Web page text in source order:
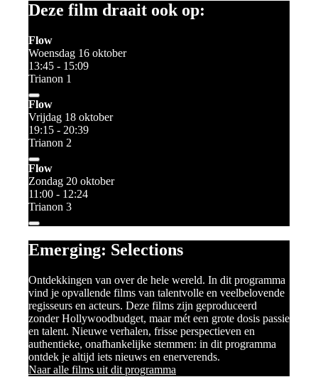
Deze film draait ook op:
Flow
Woensdag 16 oktober
13:45 - 15:09
Trianon 1
Flow
Vrijdag 18 oktober
19:15 - 20:39
Trianon 2
Flow
Zondag 20 oktober
11:00 - 12:24
Trianon 3
Emerging: Selections
Ontdekkingen van over de hele wereld. In dit programma
vind je opvallende films van talentvolle en veelbelovende
regisseurs en acteurs. Deze films zijn geproduceerd
zonder Hollywoodbudget, maar mét een grote dosis passie
en talent. Nieuwe verhalen, frisse perspectieven en
authentieke, onafhankelijke stemmen: in dit programma
ontdek je altijd iets nieuws en enerverends.
Naar alle films uit dit programma